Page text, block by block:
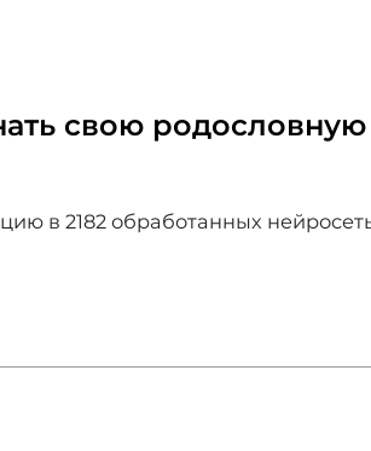
свою родословную
в 2182 обработанных